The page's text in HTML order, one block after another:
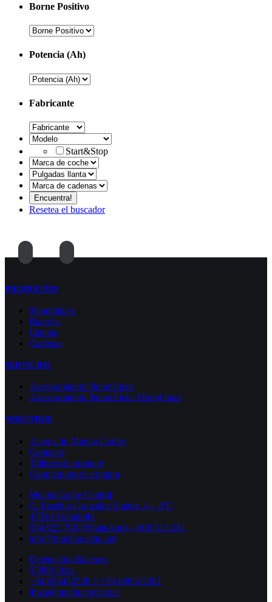
Borne Positivo
Potencia (Ah)
Fabricante
Start&Stop
Resetea el buscador
PRODUCTOS
Neumáticos
Baterías
Llantas
Cadenas
SERVICIOS
Asesoramiento Neumáticos
Asesoramiento Neumáticos Moto/Quad
NOSOTROS
Acerca de Mucho Coche
Contacto
Talleres de montaje
Condiciones de compra
MuchoCoche Central
C/ Eusebio González Suárez, 4 – 8ºC
47014 Valladolid
654 923 760 (WhatsApp) – 600 513 281
info@muchocoche.net
Delegación Baleares
07800 Ibiza
+34 654452530 // +34 600513281
ibiza@muchocoche.net